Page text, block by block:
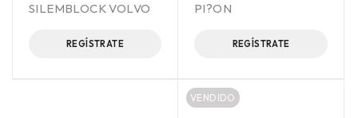
SILEMBLOCK VOLVO
REGÍSTRATE
PI?ON
REGÍSTRATE
VENDIDO